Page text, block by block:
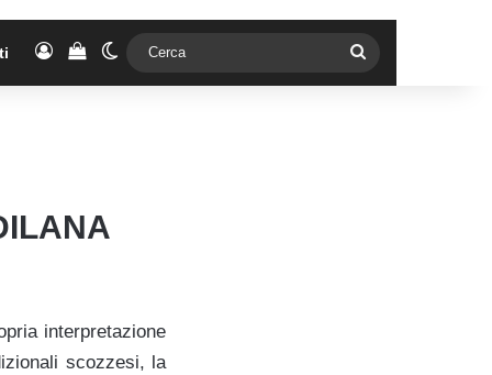
AccediVedi il carrello
Cambia aspetto
interpretazione
scozzesi, la